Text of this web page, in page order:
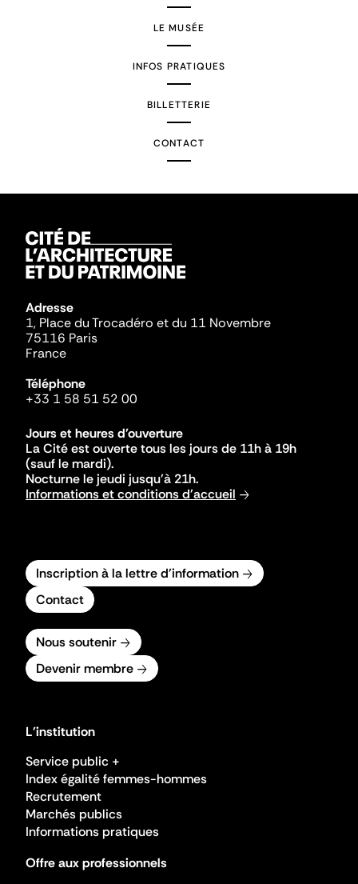
LE MUSÉE
INFOS PRATIQUES
BILLETTERIE
CONTACT
Adresse
1, Place du Trocadéro et du 11 Novembre
75116 Paris
France
Téléphone
+33 1 58 51 52 00
Jours et heures d'ouverture
La Cité est ouverte tous les jours de 11h à 19h
(sauf le mardi).
Nocturne le jeudi jusqu'à 21h.
Informations et conditions d'accueil
Inscription à la lettre d'information
Contact
Nous soutenir
Devenir membre
L'institution
Service public +
Index égalité femmes-hommes
Recrutement
Marchés publics
Informations pratiques
Offre aux professionnels